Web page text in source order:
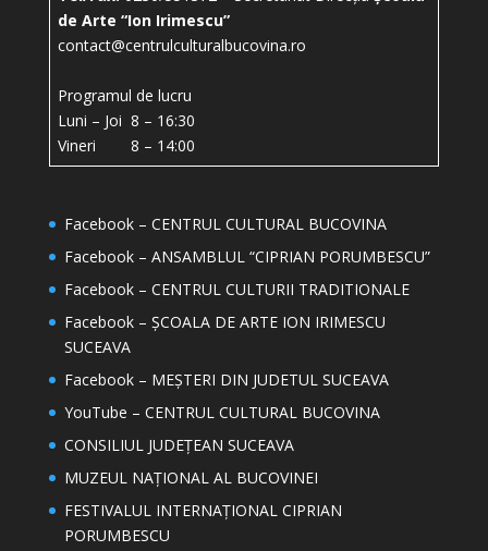
de Arte “Ion Irimescu”
contact@centrulculturalbucovina.ro
Programul de lucru
Luni – Joi 8 – 16:30
Vineri 8 – 14:00
Facebook – CENTRUL CULTURAL BUCOVINA
Facebook – ANSAMBLUL “CIPRIAN PORUMBESCU”
Facebook – CENTRUL CULTURII TRADITIONALE
Facebook – ȘCOALA DE ARTE ION IRIMESCU
SUCEAVA
Facebook – MEȘTERI DIN JUDETUL SUCEAVA
YouTube – CENTRUL CULTURAL BUCOVINA
CONSILIUL JUDEȚEAN SUCEAVA
MUZEUL NAȚIONAL AL BUCOVINEI
FESTIVALUL INTERNAȚIONAL CIPRIAN
PORUMBESCU